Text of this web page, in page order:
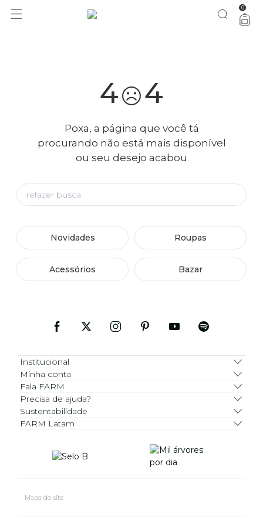
você merece 30% OFF pra comemorar com a gente aproveita! 0
4 4
Poxa, a página que você tá
procurando não está mais disponível
ou seu desejo acabou
Novidades Roupas
Acessórios Bazar
Institucional
Minha conta
Fala FARM
Precisa de ajuda?
Sustentabilidade
FARM Latam
Mapa do site